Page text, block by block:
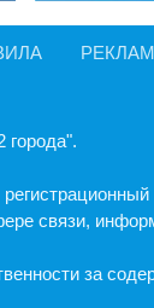
города".
связи,
за